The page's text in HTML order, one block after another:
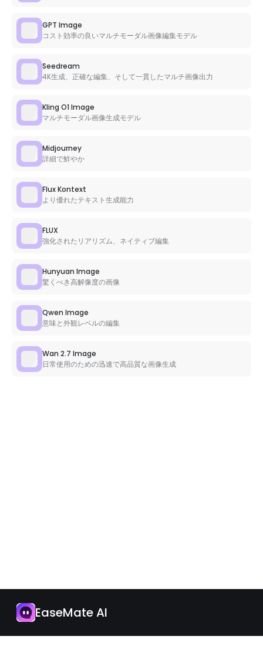
アプリ
今すぐアップグレード
GPT Image
コスト効率の良いマルチモーダル画像編集モデル
Seedream
4K生成、正確な編集、そして一貫したマルチ画像出力
Kling O1 Image
マルチモーダル画像生成モデル
Midjourney
詳細で鮮やか
Flux Kontext
より優れたテキスト生成能力
FLUX
強化されたリアリズム、ネイティブ編集
Hunyuan Image
驚くべき高解像度の画像
Qwen Image
意味と外観レベルの編集
Wan 2.7 Image
日常使用のための迅速で高品質な画像生成
EaseMate AI